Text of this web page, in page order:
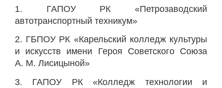
1. ГАПОУ РК «Петрозаводский
автотранспортный техникум»
2. ГБПОУ РК «Карельский колледж культуры
и искусств имени Героя Советского Союза
А. М. Лисицыной»
3. ГАПОУ РК «Колледж технологии и